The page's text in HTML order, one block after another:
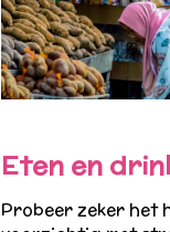
Eten en
Probeer zeker het